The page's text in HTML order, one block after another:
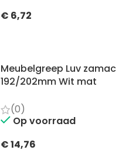
€ 6,72
Meubelgreep Luv zamac
192/202mm Wit mat
(0)
Op voorraad
€14,76